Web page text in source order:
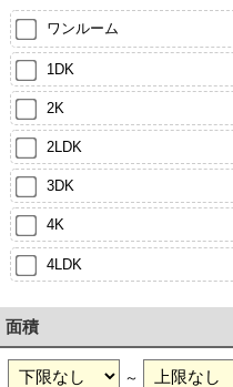
ワンルーム
1DK
2K
2LDK
3DK
4K
4LDK
面積
～